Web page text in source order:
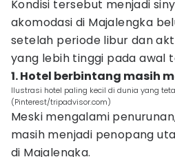
Kondisi tersebut menjadi
akomodasi di Majalengka
setelah periode libur dan
yang lebih tinggi pada awal
1. Hotel berbintang masih
Ilustrasi hotel paling kecil di dunia yang
(Pinterest/tripadvisor.com)
Meski mengalami
masih menjadi penopang
di Majalengka.